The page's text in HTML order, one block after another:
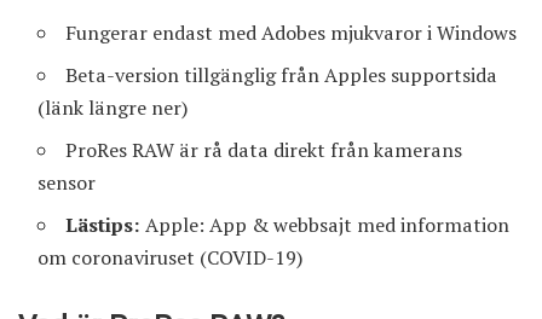
Fungerar endast med Adobes mjukvaror i Windows
Beta-version tillgänglig från Apples supportsida
(länk längre ner)
ProRes RAW är rå data direkt från kamerans
sensor
Lästips: Apple: App & webbsajt med information
om coronaviruset (COVID-19)